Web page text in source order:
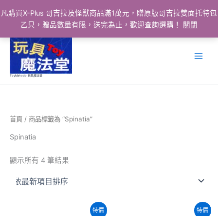
凡購買X-Plus 哥吉拉及怪獸商品滿1萬元，贈原版哥吉拉雙面托特包
乙只，贈品數量有限，送完為止，歡迎查詢選購！
關閉
ToyMahodo 玩具魔法堂
首頁 / 商品標籤為 “Spinatia”
Spinatia
顯示所有 4 筆結果
特價 特價